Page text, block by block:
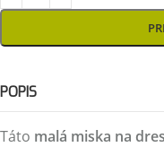
POPIS
Táto malá miska na